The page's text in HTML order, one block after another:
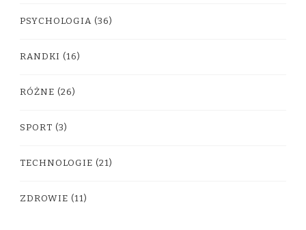
PSYCHOLOGIA (36)
RANDKI (16)
RÓŻNE (26)
SPORT (3)
TECHNOLOGIE (21)
ZDROWIE (11)